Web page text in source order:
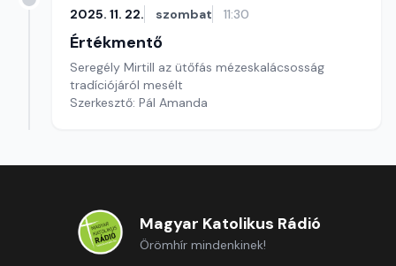
2025. 11. 22. szombat 11:30
Értékmentő
Seregély Mirtill az ütőfás mézeskalácsosság
tradíciójáról mesélt
Szerkesztő: Pál Amanda
Magyar Katolikus Rádió
Örömhír mindenkinek!